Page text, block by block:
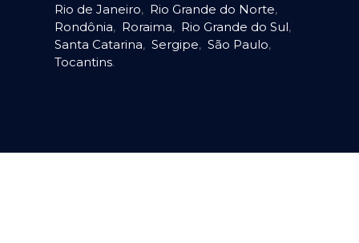
Rio de Janeiro, Rio Grande do Norte,
Rondônia, Roraima, Rio Grande do Sul,
Santa Catarina, Sergipe, São Paulo,
Tocantins.